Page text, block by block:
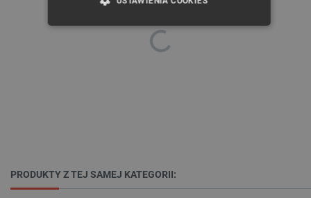
PRODUKTY Z TEJ SAMEJ KATEGORII: